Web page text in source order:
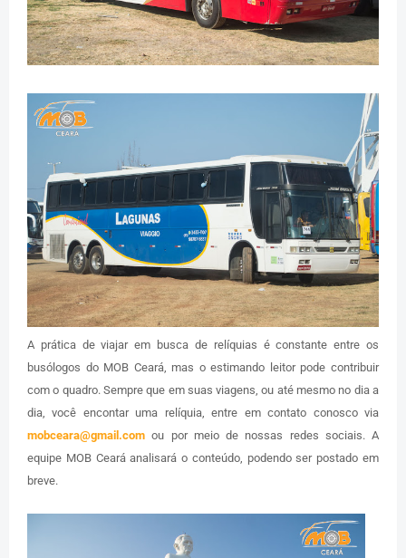
A prática de viajar em busca de relíquias é constante entre os
busólogos do MOB Ceará, mas o estimando leitor pode contribuir
com o quadro. Sempre que em suas viagens, ou até mesmo no dia a
dia, você encontar uma relíquia, entre em contato conosco via
mobceara@gmail.com ou por meio de nossas redes sociais. A
equipe MOB Ceará analisará o conteúdo, podendo ser postado em
breve.